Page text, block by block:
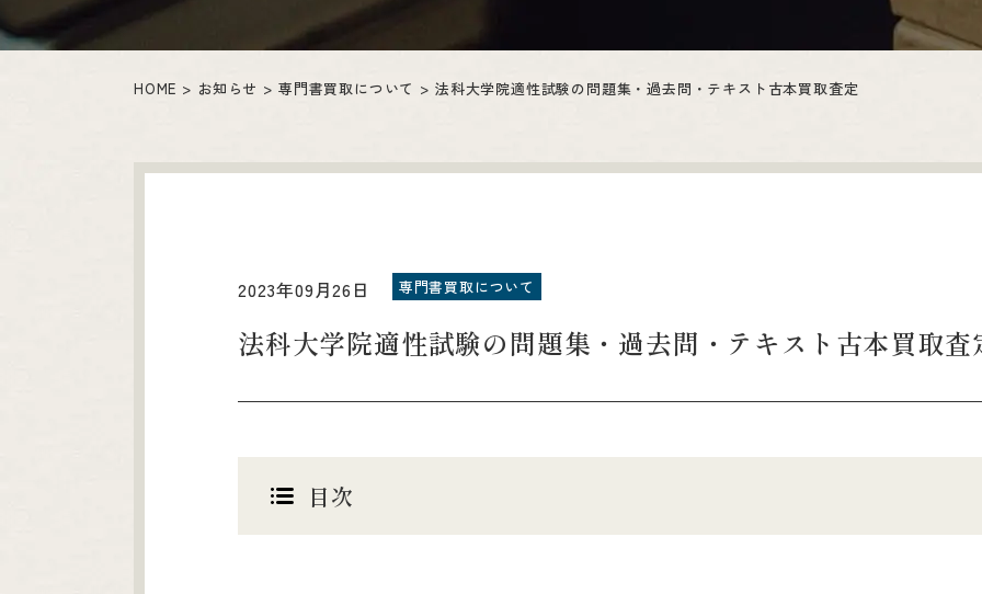
HOME お知らせ 専門書買取について 法科大学院適性試験の問題集・過去問・テキスト古本買取査定
2023年09月26日 専門書買取について
法科大学院適性試験の問題集・過去問・テキスト古本買取査
目次